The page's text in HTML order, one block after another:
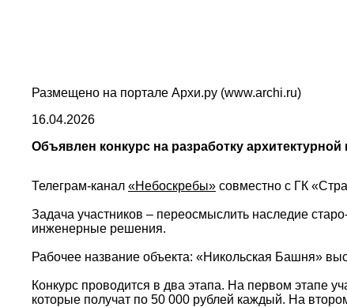
Размещено на портале Архи.ру (www.archi.ru)
16.04.2026
Объявлен конкурс на разработку
Телеграм-канал «Небоскребы» совместно с ГК
Задача участников – переосмыслить наследие
инженерные решения.
Рабочее название объекта: «Никольская Башня»
Конкурс проводится в два этапа. На первом этапе
которые получат по 50 000 рублей каждый. На